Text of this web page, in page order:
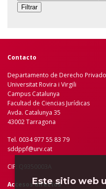
Contacto
Departamento de Derecho
Universitat Rovira i Virgili
Campus Catalunya
Facultad de Ciencias Jurídicas
Avda. Catalunya 35
43002 Tarragona
Tel. 0034 977 55 83 79
sddppf@urv.cat
CIF: Q9350003A
Accesos directos
Este sitio web